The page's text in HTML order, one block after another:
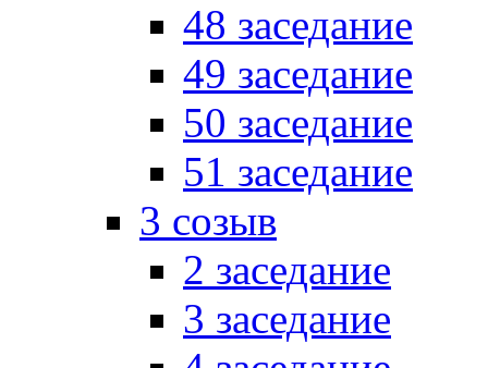
48 заседание
49 заседание
50 заседание
51 заседание
3 созыв
2 заседание
3 заседание